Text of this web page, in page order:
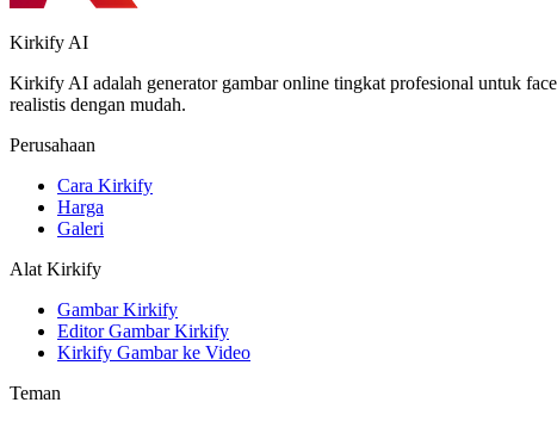
Kirkify AI
Kirkify AI adalah generator gambar online tingkat profesional untuk
realistis dengan mudah.
Perusahaan
Cara Kirkify
Harga
Galeri
Alat Kirkify
Gambar Kirkify
Editor Gambar Kirkify
Kirkify Gambar ke Video
Teman